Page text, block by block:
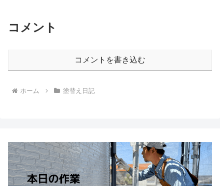
コメント
コメントを書き込む
ホーム 塗替え日記